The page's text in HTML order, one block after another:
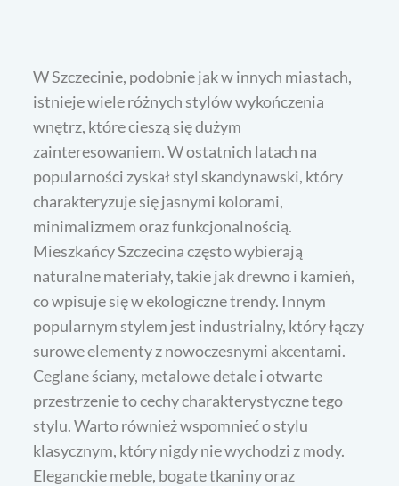
W Szczecinie, podobnie jak w innych miastach,
istnieje wiele różnych stylów wykończenia
wnętrz, które cieszą się dużym
zainteresowaniem. W ostatnich latach na
popularności zyskał styl skandynawski, który
charakteryzuje się jasnymi kolorami,
minimalizmem oraz funkcjonalnością.
Mieszkańcy Szczecina często wybierają
naturalne materiały, takie jak drewno i kamień,
co wpisuje się w ekologiczne trendy. Innym
popularnym stylem jest industrialny, który łączy
surowe elementy z nowoczesnymi akcentami.
Ceglane ściany, metalowe detale i otwarte
przestrzenie to cechy charakterystyczne tego
stylu. Warto również wspomnieć o stylu
klasycznym, który nigdy nie wychodzi z mody.
Eleganckie meble, bogate tkaniny oraz